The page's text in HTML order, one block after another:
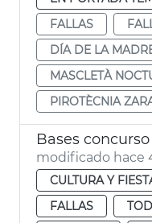
FALLAS
DÍA DE LA
MASCLETÀ
PIROTÈCNIA
Bases
modificado hace
CULTURA Y
FALLAS